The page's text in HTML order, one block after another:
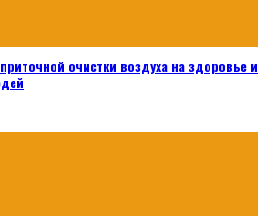
очистки воздуха на здоровье и